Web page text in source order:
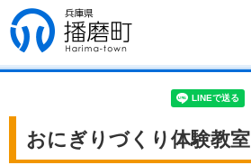
兵庫県 播磨
町
おにぎりづくり体験教室